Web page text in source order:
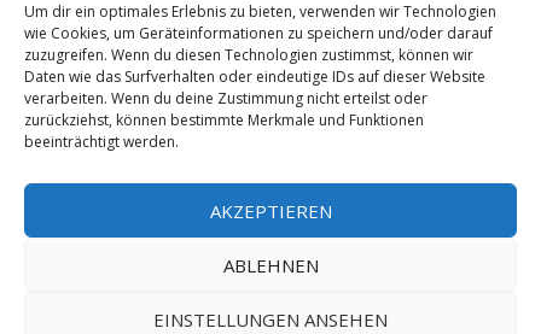
Um dir ein optimales Erlebnis zu bieten, verwenden wir Technologien
wie Cookies, um Geräteinformationen zu speichern und/oder darauf
zuzugreifen. Wenn du diesen Technologien zustimmst, können wir
Daten wie das Surfverhalten oder eindeutige IDs auf dieser Website
verarbeiten. Wenn du deine Zustimmung nicht erteilst oder
zurückziehst, können bestimmte Merkmale und Funktionen
beeinträchtigt werden.
AKZEPTIEREN
ABLEHNEN
EINSTELLUNGEN ANSEHEN
Theater der Jugend – Abschlussfahrt
Gütesiegel „Singende klingende Schule“ in Gold
NEUESTE KOMMENTARE